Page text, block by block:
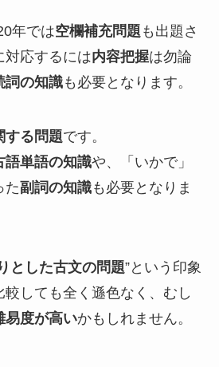
年では空欄補充問題 も出題さ
対応するには内容把握は勿論
詞の知識も必要となります。
する問題です。
語単語の知識や、「いかで」
た副詞の知識も必要となりま
とした古文の問題”という印象
しても全く遜色なく、むし
易度が高いかもしれません。